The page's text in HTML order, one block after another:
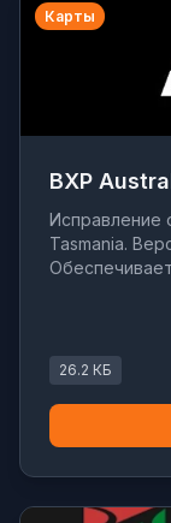
Карты
BXP
Исправление
Tasmania.
26.2 КБ